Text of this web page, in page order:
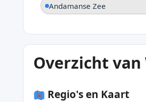
Andamanse Zee
Overzicht
Regio's en Kaart